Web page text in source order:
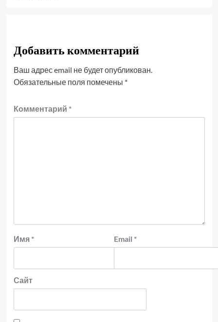
Добавить комментарий
Ваш адрес email не будет опубликован.
Обязательные поля помечены *
Комментарий *
Имя * Email *
Сайт